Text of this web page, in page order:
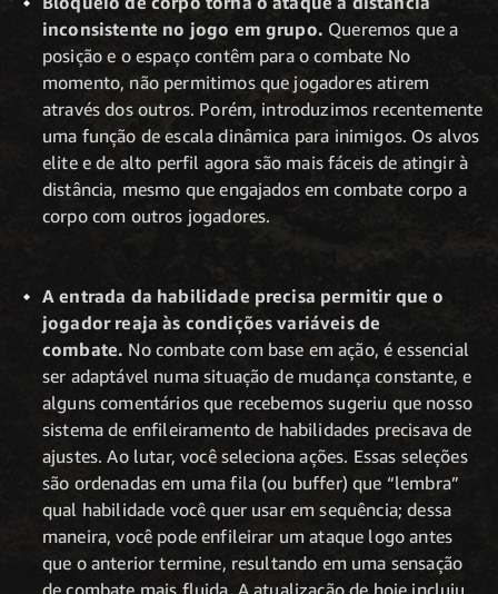
inconsistente no jogo em grupo. Queremos que a
posição e o espaço contêm para o combate No
momento, não permitimos que jogadores atirem
através dos outros. Porém, introduzimos recentemente
uma função de escala dinâmica para inimigos. Os alvos
elite e de alto perfil agora são mais fáceis de atingir à
distância, mesmo que engajados em combate corpo a
corpo com outros jogadores.
A entrada da habilidade precisa permitir que o
jogador reaja às condições variáveis de
combate. No combate com base em ação, é essencial
ser adaptável numa situação de mudança constante, e
alguns comentários que recebemos sugeriu que nosso
sistema de enfileiramento de habilidades precisava de
ajustes. Ao lutar, você seleciona ações. Essas seleções
são ordenadas em uma fila (ou buffer) que “lembra”
qual habilidade você quer usar em sequência; dessa
maneira, você pode enfileirar um ataque logo antes
que o anterior termine, resultando em uma sensação
de combate mais fluida. A atualização de hoje incluiu